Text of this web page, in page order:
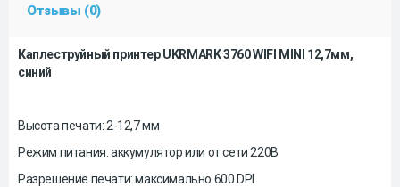
Отзывы (0)
Каплеструйный принтер UKRMARK 3760 WIFI MINI 12,7мм,
синий
Высота печати: 2-12,7 мм
Режим питания: аккумулятор или от сети 220В
Разрешение печати: максимально 600 DPI